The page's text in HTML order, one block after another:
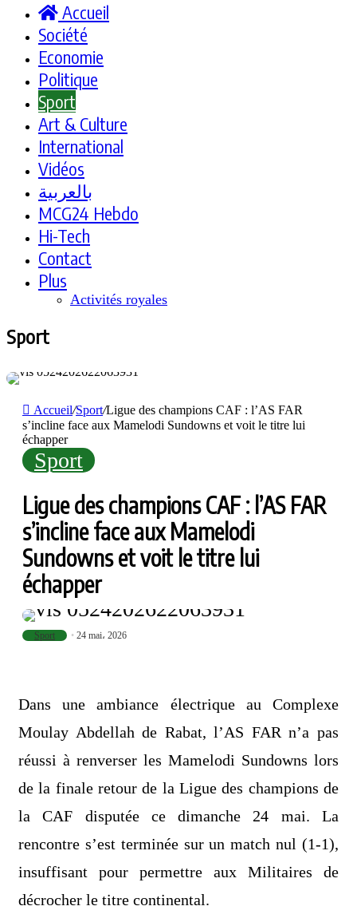
Accueil
Société
Economie
Politique
Sport
Art & Culture
International
Vidéos
بالعربية
MCG24 Hebdo
Hi-Tech
Contact
Plus
Activités royales
Sport
Accueil/Sport/Ligue des champions CAF : l’AS FAR
s’incline face aux Mamelodi Sundowns et voit le titre lui
échapper
Sport
Ligue des champions CAF : l’AS FAR
s’incline face aux Mamelodi
Sundowns et voit le titre lui
échapper
Sport 24 mai، 2026
Dans une ambiance électrique au Complexe
Moulay Abdellah de Rabat, l’AS FAR n’a pas
réussi à renverser les Mamelodi Sundowns lors
de la finale retour de la Ligue des champions de
la CAF disputée ce dimanche 24 mai. La
rencontre s’est terminée sur un match nul (1-1),
insuffisant pour permettre aux Militaires de
décrocher le titre continental.